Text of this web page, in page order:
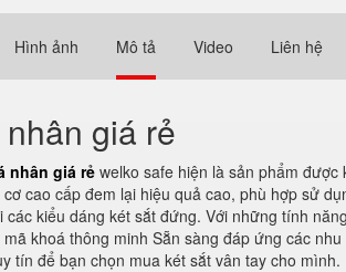
Hình ảnh Mô tả Video Liên hệ
giá rẻ
nhân giá rẻwelko safe hiện là sản phẩm
cao cấp đem lại hiệu quả cao, phù hợp sử
các kiểu dáng két sắt đứng. Với những tính
khoá thông minh Sẵn sàng đáp ứng các
tín để bạn chọn mua két sắt vân tay cho mình.